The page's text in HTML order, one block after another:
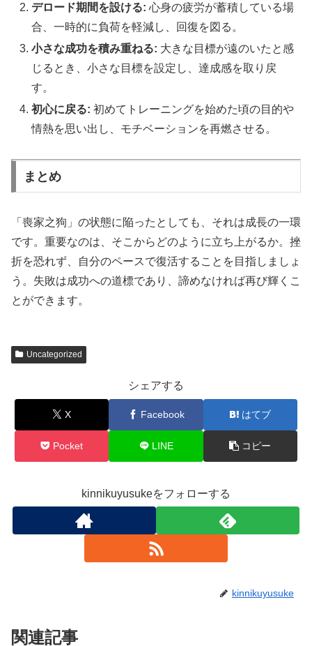
デロード期間を設ける: 心身の疲労が蓄積している場
合、一時的に負荷を軽減し、回復を図る。
小さな成功を積み重ねる: 大きな目標が遠のいたと感
じるとき、小さな目標を設定し、達成感を取り戻
す。
初心に戻る: 初めてトレーニングを始めた頃の目的や
情熱を思い出し、モチベーションを再燃させる。
まとめ
「喪家之狗」の状態に陥ったとしても、それは成長の一環
です。重要なのは、そこからどのように立ち上がるか。挫
折を恐れず、自分のペースで復活することを目指しましょ
う。失敗は成功への道標であり、諦めなければ再び輝くこ
とができます。
Uncategorized
シェアする
X Facebook はてブ
Pocket LINE コピー
kinnikuyusukeをフォローする
kinnikuyusuke
関連記事